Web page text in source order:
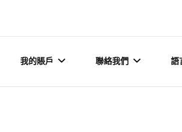
我的賬戶 聯絡我們 語